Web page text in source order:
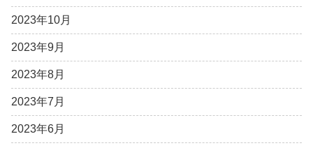
2023年10月
2023年9月
2023年8月
2023年7月
2023年6月